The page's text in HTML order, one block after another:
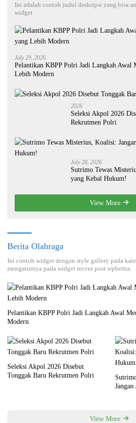
Ini adalah contoh judul deskripsi yang bisa
widget
July 29, 2026
Pelantikan KBPP Polri Jadi Langkah Awal
Lebih Modern
2026
Seleksi Akpol 2026
Rekrutmen Polri
July 28, 2026
Sutrimo Tewas
yang Kebal Hukum!
View More
Berita Olahraga
Ini contoh widget dengan style gallery pada
mengaturnya pada widget recent post wpberita.
Pelantikan KBPP Polri Jadi Langkah Awal
Modern
Seleksi Akpol 2026 Disebut
Tonggak Baru Rekrutmen Polri
View More